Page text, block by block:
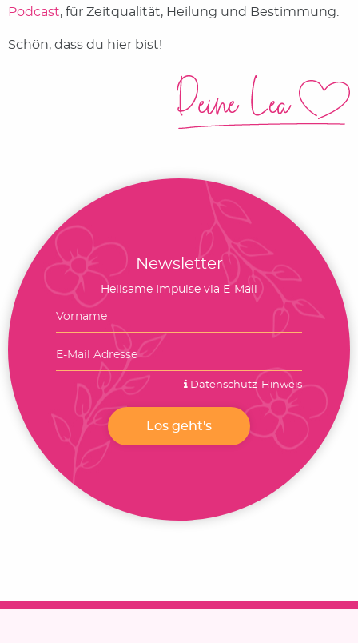
Podcast, für Zeitqualität, Heilung und Bestimmung.
Schön, dass du hier bist!
Newsletter
Heilsame Impulse via E-Mail
Datenschutz-Hinweis